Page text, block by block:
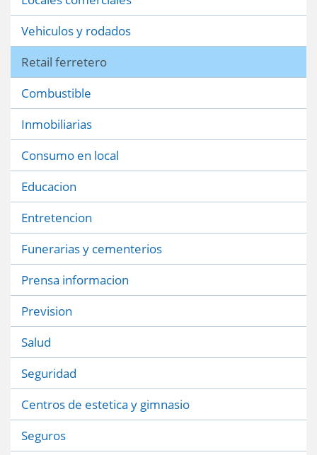
Vehiculos y rodados
Retail ferretero
Combustible
Inmobiliarias
Consumo en local
Educacion
Entretencion
Funerarias y cementerios
Prensa informacion
Prevision
Salud
Seguridad
Centros de estetica y gimnasio
Seguros